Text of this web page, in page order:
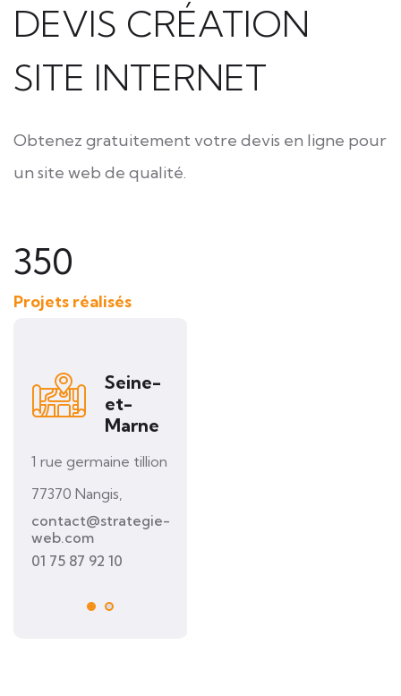
DEVIS CRÉATION
SITE INTERNET
Obtenez gratuitement votre devis en ligne pour
un site web de qualité.
350
Projets réalisés
Seine-
et-
Marne
1 rue germaine tillion
77370 Nangis,
contact@strategie-
web.com
01 75 87 92 10